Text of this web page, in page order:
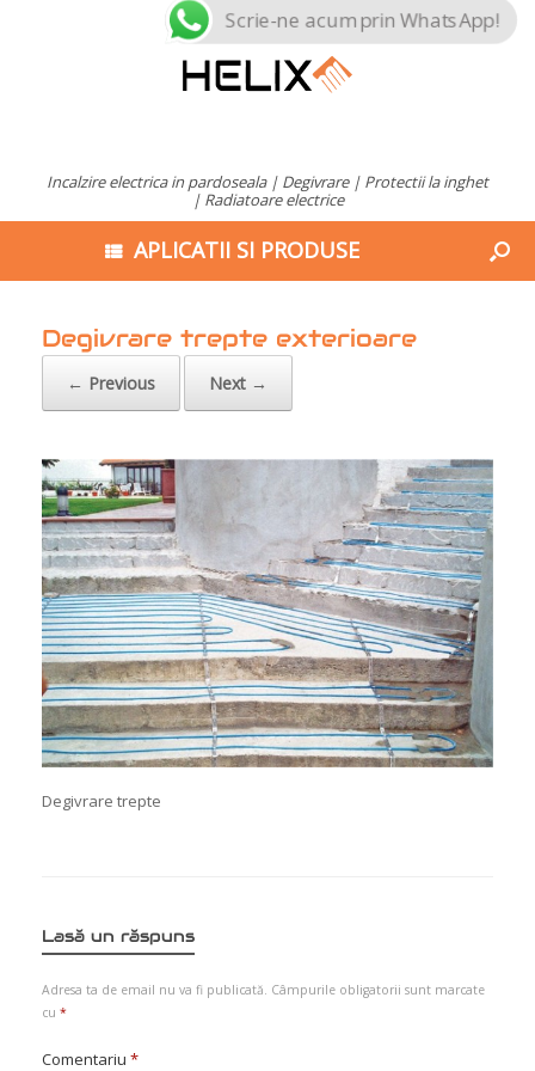
Incalzire electrica in pardoseala | Degivrare | Protectii la inghet
| Radiatoare electrice
APLICATII SI PRODUSE
Degivrare trepte exterioare
← Previous Next →
Degivrare trepte
Lasă un răspuns
Adresa ta de email nu va fi publicată. Câmpurile obligatorii sunt marcate
cu *
Comentariu *
Scrie-ne acum prin WhatsApp!